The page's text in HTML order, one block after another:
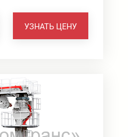
УЗНАТЬ ЦЕНУ